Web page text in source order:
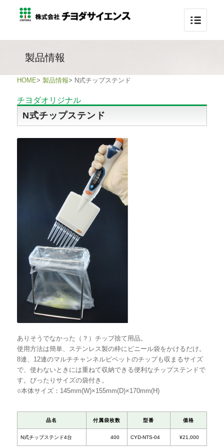
製品情報
HOME> 製品情報> N式チップステンド
チヨダオリジナル
N式チップステンド
ありそうでなかった（？）チップ捨て用品。
使用方法は簡単、ステンレス製の枠にビニール袋をかけるだけ。
8連、12連のマルチチャンネルピペットのチップも収まるサイズ
で、使わないときには重ねて収納できる便利なチップステンドで
す。ぴったりサイズの袋付き。
○本体サイズ：145mm(W)×155mm(D)×170mm(H)